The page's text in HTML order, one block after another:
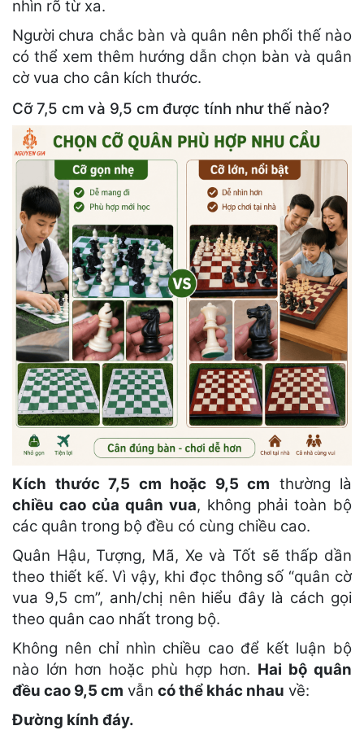
nhìn rõ từ xa.
Người chưa chắc bàn và quân nên phối thế nào
có thể xem thêm hướng dẫn chọn bàn và quân
cờ vua cho cân kích thước.
Cỡ 7,5 cm và 9,5 cm được tính như thế nào?
Kích thước 7,5 cm hoặc 9,5 cm thường là
chiều cao của quân vua, không phải toàn bộ
các quân trong bộ đều có cùng chiều cao.
Quân Hậu, Tượng, Mã, Xe và Tốt sẽ thấp dần
theo thiết kế. Vì vậy, khi đọc thông số “quân cờ
vua 9,5 cm”, anh/chị nên hiểu đây là cách gọi
theo quân cao nhất trong bộ.
Không nên chỉ nhìn chiều cao để kết luận bộ
nào lớn hơn hoặc phù hợp hơn. Hai bộ quân
đều cao 9,5 cm vẫn có thể khác nhau về:
Đường kính đáy.